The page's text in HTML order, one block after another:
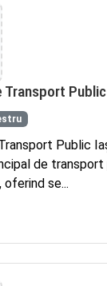
Transport
Public
de transport
oferind se...